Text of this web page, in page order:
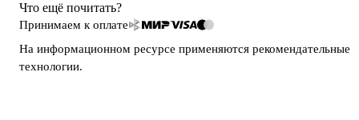
Что ещё почитать?
Принимаем к оплате
На информационном ресурсе применяются рекомендательные
технологии.